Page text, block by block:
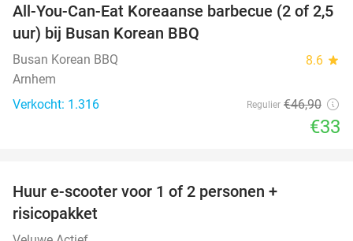
30%
All-You-Can-Eat Koreaanse barbecue (2 of 2,5
uur) bij Busan Korean BBQ
Busan Korean BBQ 8.6 star
Arnhem
Verkocht: 1.316
Regulier €46,90
€33
Huur e-scooter voor 1 of 2 personen +
risicopakket